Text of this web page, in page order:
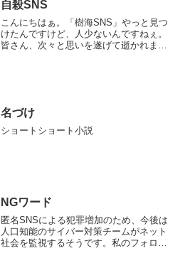
自殺SNS
こんにちはぁ。「樹海SNS」やっと見つ
けたんですけど、人少ないんですねぇ。
皆さん、次々と思いを遂げて逝かれまし
名づけ
ショートショート小説
NGワード
匿名SNSによる犯罪増加のため、今後は
人口知能のサイバー対策チームがネット
社会を監視するそうです。私のフォロワ